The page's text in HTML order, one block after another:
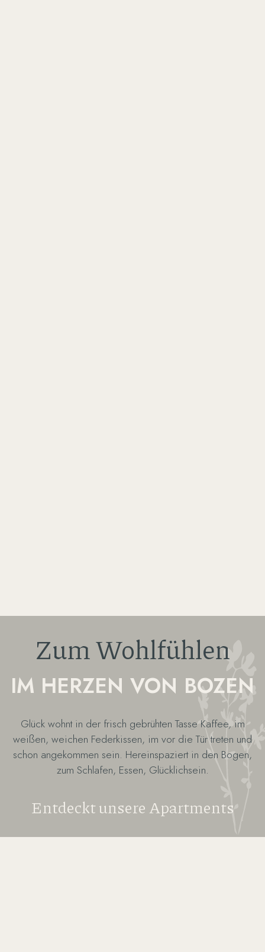
Zum Wohlfühlen
IM HERZEN VON BOZEN
Glück wohnt in der frisch gebrühten Tasse Kaffee, im
weißen, weichen Federkissen, im vor die Tür treten und
schon angekommen sein. Hereinspaziert in den Bogen,
zum Schlafen, Essen, Glücklichsein.
Entdeckt unsere Apartments